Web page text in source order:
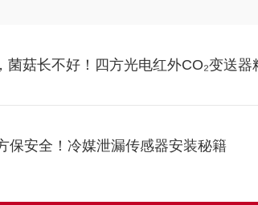
菌菇长不好！四方光电红外CO₂变送
保安全！冷媒泄漏传感器安装秘籍